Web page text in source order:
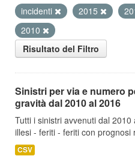
incidenti
2015
2010
Risultato del Filtro
Sinistri per via e numero
gravità dal 2010 al 2016
Tutti i sinistri avvenuti dal
illesi - feriti - feriti con prognosi
CSV